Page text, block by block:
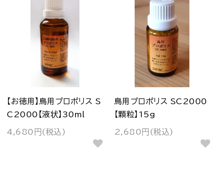
【お徳用】鳥用プロポリス S
C2000【液状】30ml
4,680円(税込)
鳥用プロポリス SC2000
【顆粒】15g
2,680円(税込)